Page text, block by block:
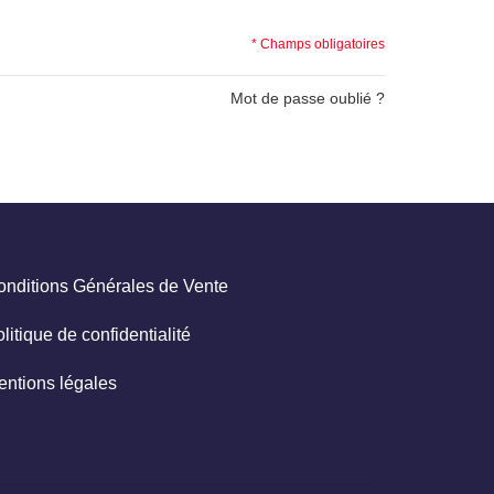
* Champs obligatoires
Mot de passe oublié ?
Générales de Vente
de confidentialité
légales